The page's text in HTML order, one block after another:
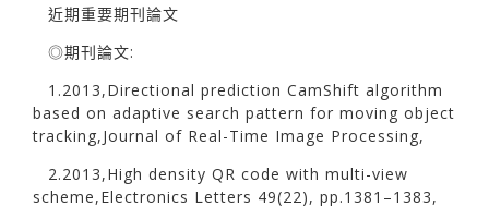
近期重要期刊論文
◎期刊論文:
1.2013,Directional prediction CamShift algorithm
based on adaptive search pattern for moving object
tracking,Journal of Real-Time Image Processing,
2.2013,High density QR code with multi-view
scheme,Electronics Letters 49(22), pp.1381–1383,